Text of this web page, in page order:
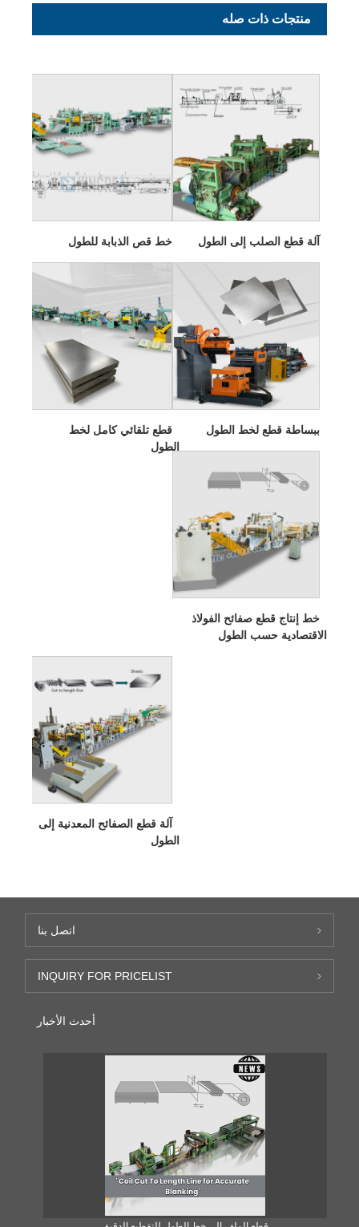
منتجات ذات صله
خط قص الذبابة للطول آلة قطع الصلب إلى الطول
قطع تلقائي كامل لخط
الطول
ببساطة قطع لخط الطول
خط إنتاج قطع صفائح الفولاذ
الاقتصادية حسب الطول
آلة قطع الصفائح المعدنية إلى
الطول
اتصل بنا
INQUIRY FOR PRICELIST
أحدث الأخبار